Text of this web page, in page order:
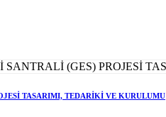
TASARIMI, TEDARİKİ VE KURULUMU